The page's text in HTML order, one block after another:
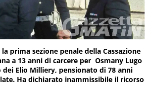
prima sezione penale della Cassazione
a 13 anni di carcere per Osmany Lugo
dei Elio Milliery, pensionato di 78 anni
Ha dichiarato inammissibile il ricorso